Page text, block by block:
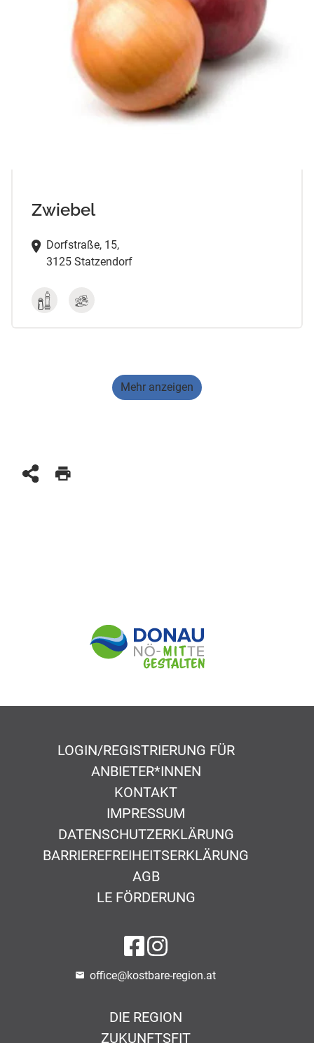
Zwiebel
Dorfstraße, 15,
3125 Statzendorf
Mehr anzeigen
LOGIN/REGISTRIERUNG FÜR
ANBIETER*INNEN
KONTAKT
IMPRESSUM
DATENSCHUTZERKLÄRUNG
BARRIEREFREIHEITSERKLÄRUNG
AGB
LE FÖRDERUNG
auf Facebook
auf Instagram
office@kostbare-region.at
DIE REGION
ZUKUNFTSFIT